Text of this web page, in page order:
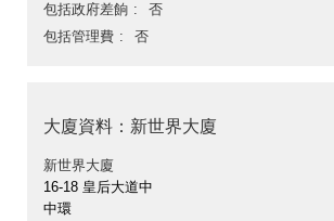
包括政府差餉
否
包括管理費
否
大廈資料：新世界大廈
新世界大廈
16-18 皇后大道中
中環